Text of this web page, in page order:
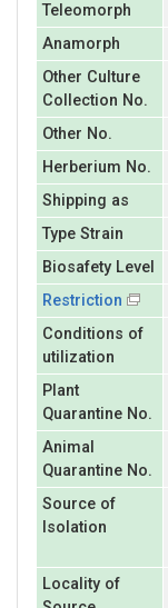
Teleomorph
Anamorph
Other Culture
Collection No.
Other No.
Herberium No.
Shipping as
Type Strain
Biosafety Level
Restriction
Conditions of
utilization
Plant
Quarantine No.
Animal
Quarantine No.
Source of
Isolation
Locality of